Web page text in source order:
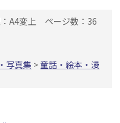
A4変上
ページ数：36
写真集 > 童話・絵本・漫